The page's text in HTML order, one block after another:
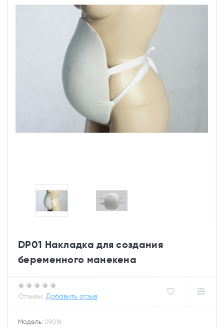
DP01 Накладка для создания
беременного манекена
Отзывы: Добавить отзыв
Модель: 09018